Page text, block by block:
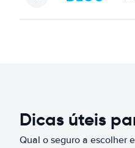
Dicas úteis
Qual o seguro a escolher